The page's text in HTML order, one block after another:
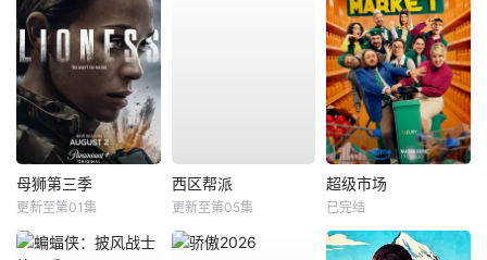
母狮第三季
更新至第01集
西区帮派
更新至第05集
超级市场
已完结